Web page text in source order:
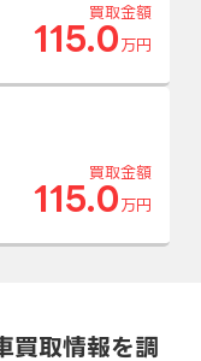
買取金額
115.0 万円
買取金額
115.0 万円
買取情報を調